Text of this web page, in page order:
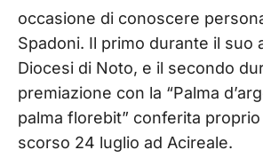
occasione di conoscere
Spadoni. Il primo durante il suo
Diocesi di Noto, e il secondo
premiazione con la “Palma
palma florebit” conferita
scorso 24 luglio ad Acireale.